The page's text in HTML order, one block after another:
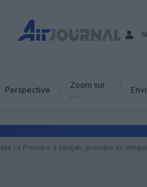
Perspective
Zoom sur
…
Avis d’expert
La Première à Abidjan, première en